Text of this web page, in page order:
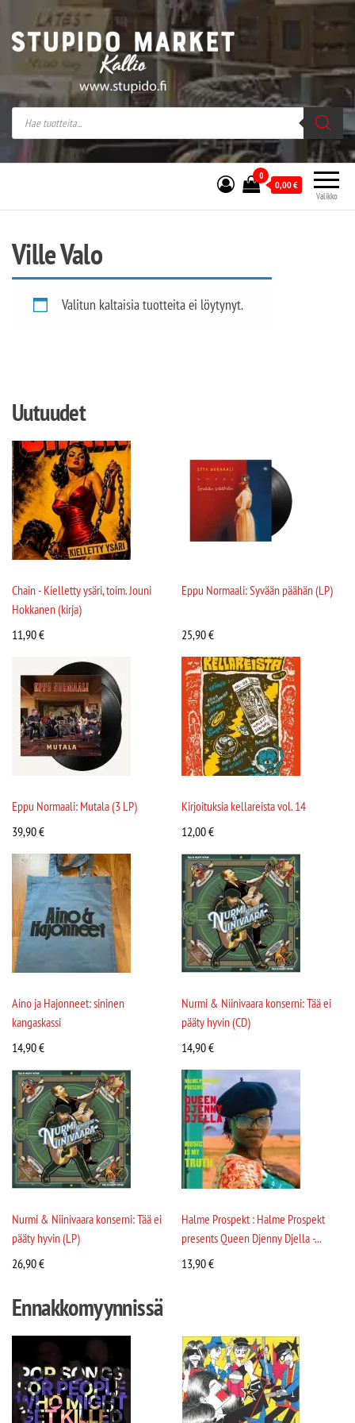
Stupido Market – verkossa ja kivijalassa
Stupido Market on vaihtoehtomusaan
erikoistunut verkko- sekä
kivijalkakauppa Helsingissä Kallion
sydämessä.
Valikko
0
0,00€
Ville Valo
Valitun kaltaisia tuotteita ei löytynyt.
Uutuudet
Chain - Kielletty ysäri, toim. Jouni
Hokkanen (kirja)
11,90€
Eppu Normaali: Syvään päähän (LP)
25,90€
Eppu Normaali: Mutala (3 LP)
39,90€
Kirjoituksia kellareista vol. 14
12,00€
Aino ja Hajonneet: sininen
kangaskassi
14,90€
Nurmi & Niinivaara konserni: Tää ei
pääty hyvin (CD)
14,90€
Nurmi & Niinivaara konserni: Tää ei
pääty hyvin (LP)
26,90€
Halme Prospekt : Halme Prospekt
presents Queen Djenny Djella -...
13,90€
Ennakkomyynnissä